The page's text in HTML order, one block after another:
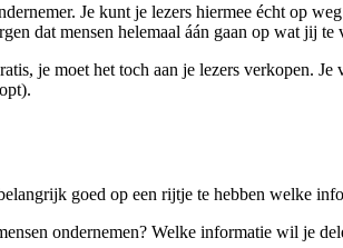
Je kunt je lezers hiermee écht op
dat mensen helemaal áán gaan op wat jij
je moet het toch aan je lezers verkopen.
goed op een rijtje te hebben welke
ondernemen? Welke informatie wil je